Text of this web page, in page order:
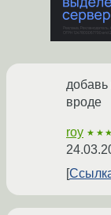
добавь
вроде
roy